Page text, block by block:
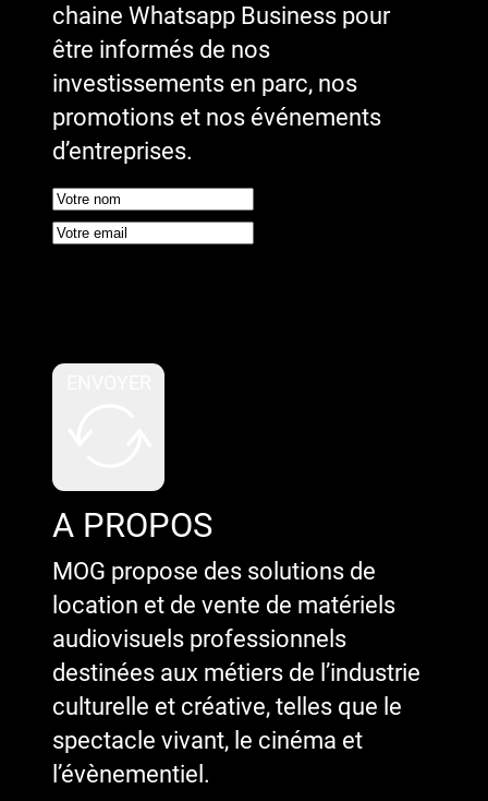
chaine Whatsapp Business pour
être informés de nos
investissements en parc, nos
promotions et nos événements
d’entreprises.
A PROPOS
MOG propose des solutions de
location et de vente de matériels
audiovisuels professionnels
destinées aux métiers de l’industrie
culturelle et créative, telles que le
spectacle vivant, le cinéma et
l’évènementiel.